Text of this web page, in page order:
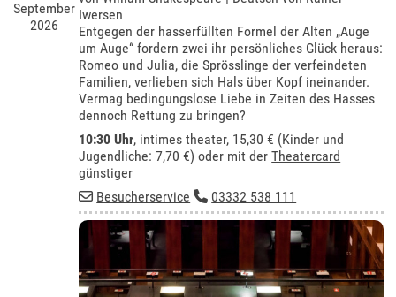
September
2026
Iwersen
Entgegen der hasserfüllten Formel der Alten „Auge
um Auge“ fordern zwei ihr persönliches Glück heraus:
Romeo und Julia, die Sprösslinge der verfeindeten
Familien, verlieben sich Hals über Kopf ineinander.
Vermag bedingungslose Liebe in Zeiten des Hasses
dennoch Rettung zu bringen?
10:30 Uhr, intimes theater, 15,30 € (Kinder und
Jugendliche: 7,70 €) oder mit derTheatercard
günstiger
Besucherservice
03332 538 111